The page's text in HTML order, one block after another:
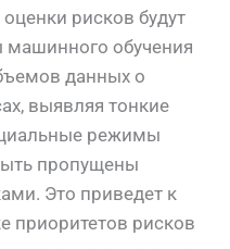
рисков будут
машинного обучения
данных о
выявляя тонкие
режимы
пропущены
Это приведет к
приоритетов рисков